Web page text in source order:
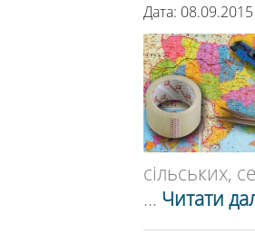
Дата:
сільських,
... Читати